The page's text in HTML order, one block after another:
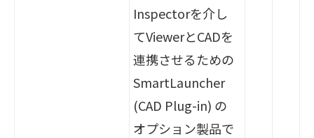
Inspectorを介し
てViewerとCADを
連携させるための
SmartLauncher
(CAD Plug-in) の
オプション製品で